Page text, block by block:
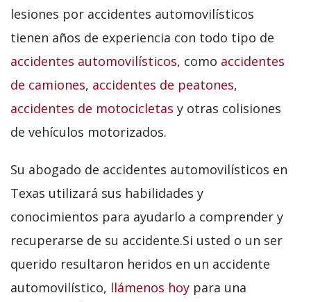
lesiones por accidentes automovilísticos
tienen años de experiencia con todo tipo de
accidentes automovilísticos, como accidentes
de camiones, accidentes de peatones,
accidentes de motocicletas y otras colisiones
de vehículos motorizados.
Su abogado de accidentes automovilísticos en
Texas utilizará sus habilidades y
conocimientos para ayudarlo a comprender y
recuperarse de su accidente.Si usted o un ser
querido resultaron heridos en un accidente
automovilístico, llámenos hoy para una